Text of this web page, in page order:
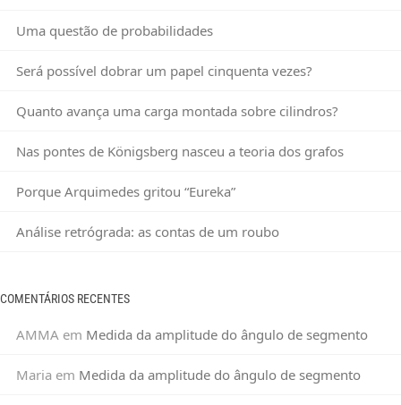
Uma questão de probabilidades
Será possível dobrar um papel cinquenta vezes?
Quanto avança uma carga montada sobre cilindros?
Nas pontes de Königsberg nasceu a teoria dos grafos
Porque Arquimedes gritou “Eureka”
Análise retrógrada: as contas de um roubo
COMENTÁRIOS RECENTES
AMMA em Medida da amplitude do ângulo de segmento
Maria em Medida da amplitude do ângulo de segmento